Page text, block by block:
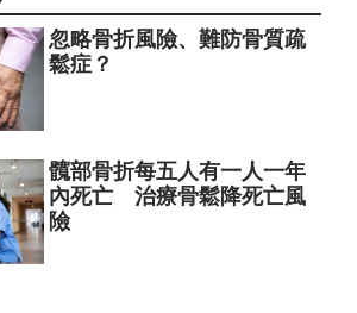
忽略骨折風險、難防骨質疏
鬆症？
髖部骨折每五人有一人一年
內死亡 治療骨鬆降死亡風
險